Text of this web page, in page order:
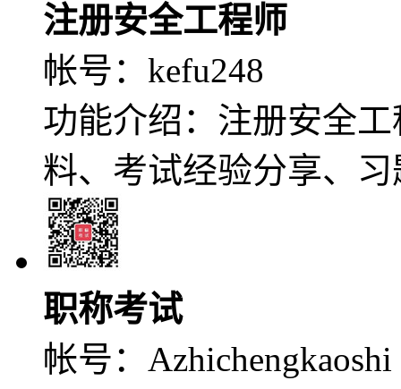
注册安全工程师
帐号： kefu248
功能介绍：注册安全
料、考试经验分享、
职称考试
帐号： Azhichengkaoshi